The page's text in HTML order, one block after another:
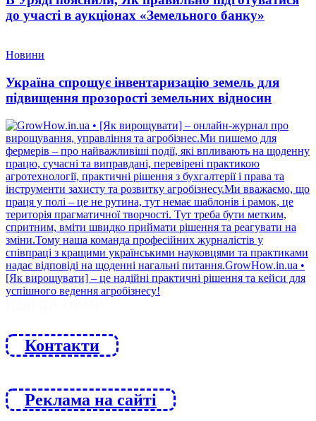
до участі в аукціонах «Земельного банку»
Новини
Україна спрощує інвентаризацію земель для
підвищення прозорості земельних відносин
Контакти
Реклама на сайті